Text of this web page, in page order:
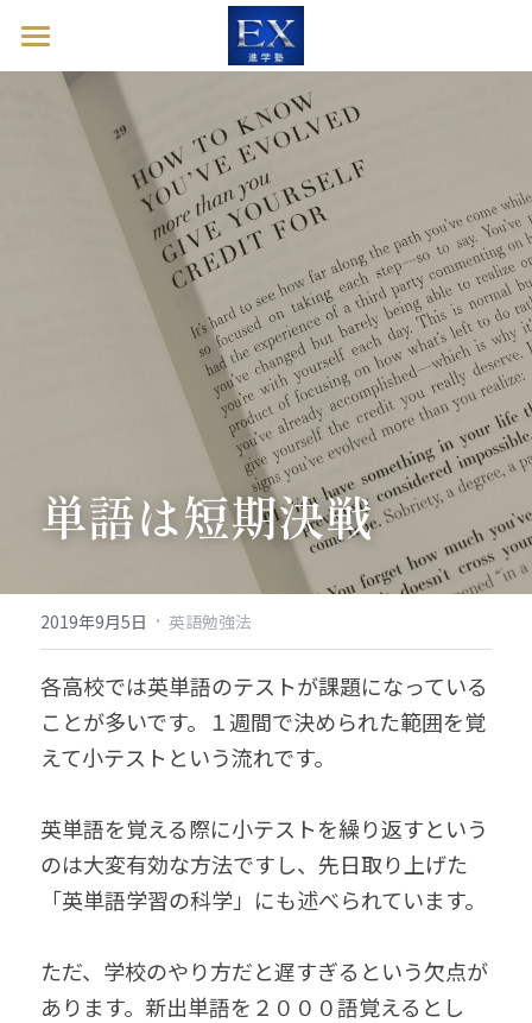
ホーム
英語診断ドック
進学塾EXとは
塾長ブログ
お問い合わせ
英語診断ドックを予約する
単語は短期決戦
2019年9月5日 · 英語勉強法
各高校では英単語のテストが課題になっている
ことが多いです。１週間で決められた範囲を覚
えて小テストという流れです。
英単語を覚える際に小テストを繰り返すという
のは大変有効な方法ですし、先日取り上げた
「英単語学習の科学」にも述べられています。
ただ、学校のやり方だと遅すぎるという欠点が
あります。新出単語を２０００語覚えるとし